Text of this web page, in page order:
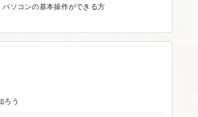
パソコンの基本操作ができる方
ろう